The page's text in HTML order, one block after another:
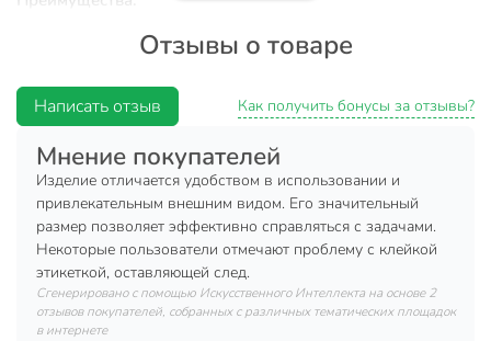
универсальный дизайн для любого интерьера;
разнообразие цветовых решений;
Выберите идеальный цвет из ассортимента и создайте
уютную атмосферу на кухне или в столовой.
Вы можете приобрести «Салфетка для стола полимер,
44х35.5 см, круглая, Y4-8371» и другие товары в нашем
интернет-магазине в Борисоглебске по низким ценам и с
бесплатным самовывозом.
Отзывы о товаре
Написать отзыв Как получить бонусы за отзывы?
Мнение покупателей
Изделие отличается удобством в использовании и
привлекательным внешним видом. Его значительный
размер позволяет эффективно справляться с задачами.
Некоторые пользователи отмечают проблему с клейкой
этикеткой, оставляющей след.
Сгенерировано с помощью Искусственного Интеллекта на основе 2
отзывов покупателей, собранных с различных тематических площадок
в интернете